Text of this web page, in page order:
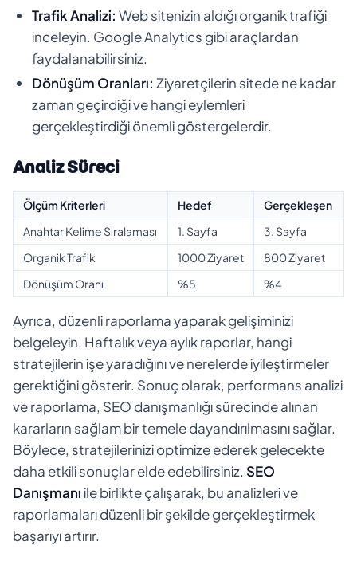
Trafik Analizi: Web sitenizin aldığı organik trafiği
inceleyin. Google Analytics gibi araçlardan
faydalanabilirsiniz.
Dönüşüm Oranları: Ziyaretçilerin sitede ne kadar
zaman geçirdiği ve hangi eylemleri
gerçekleştirdiği önemli göstergelerdir.
Analiz Süreci
Ölçüm Kriterleri Hedef
Gerçekleşen
Anahtar Kelime Sıralaması
1. Sayfa
3. Sayfa
Organik Trafik
1000 Ziyaret
800 Ziyaret
Dönüşüm Oranı
%5 %4
Ayrıca, düzenli raporlama yaparak gelişiminizi
belgeleyin. Haftalık veya aylık raporlar, hangi
stratejilerin işe yaradığını ve nerelerde iyileştirmeler
gerektiğini gösterir. Sonuç olarak, performans analizi
ve raporlama, SEO danışmanlığı sürecinde alınan
kararların sağlam bir temele dayandırılmasını sağlar.
Böylece, stratejilerinizi optimize ederek gelecekte
daha etkili sonuçlar elde edebilirsiniz. SEO
Danışmanıile birlikte çalışarak, bu analizleri ve
raporlamaları düzenli bir şekilde gerçekleştirmek
başarıyı artırır.